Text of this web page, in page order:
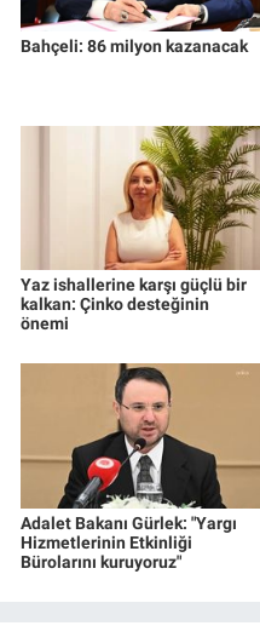
Bahçeli: 86 milyon kazanacak
Yaz ishallerine karşı güçlü bir
kalkan: Çinko desteğinin
önemi
Adalet Bakanı Gürlek: "Yargı
Hizmetlerinin Etkinliği
Bürolarını kuruyoruz"